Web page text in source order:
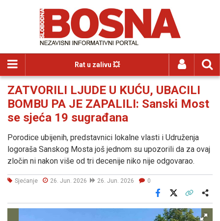
Rat u zalivu 💥
ZATVORILI LJUDE U KUĆU, UBACILI
BOMBU PA JE ZAPALILI: Sanski Most
se sjeća 19 sugrađana
Porodice ubijenih, predstavnici lokalne vlasti i Udruženja
logoraša Sanskog Mosta još jednom su upozorili da za ovaj
zločin ni nakon više od tri decenije niko nije odgovarao.
Sjećanje 26. Jun. 2026 26. Jun. 2026 0
Facebook